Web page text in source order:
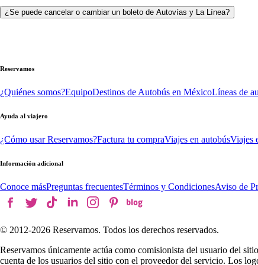
¿Se puede cancelar o cambiar un boleto de Autovías y La Línea?
Reservamos
¿Quiénes somos?EquipoDestinos de Autobús en MéxicoLíneas de
Ayuda al viajero
¿Cómo usar Reservamos?Factura tu compraViajes en autobúsViajes
Información adicional
Conoce másPreguntas frecuentesTérminos y CondicionesAviso de
© 2012-2026 Reservamos. Todos los derechos reservados.
Reservamos únicamente actúa como comisionista del usuario del
cuenta de los usuarios del sitio con el proveedor del servicio. Los